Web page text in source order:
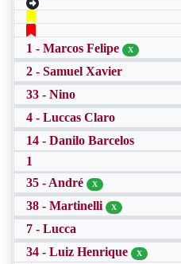
1 - Marcos Felipe X
2 - Samuel Xavier
33 - Nino
4 - Luccas Claro
14 - Danilo Barcelos
1
35 - André
X
38 - Martinelli X
7 - Lucca
34 - Luiz Henrique
X